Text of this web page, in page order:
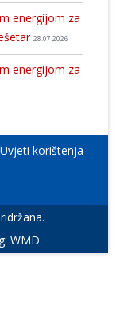
energijom za
28.07.2026
energijom za
Uvjeti korištenja
WMD